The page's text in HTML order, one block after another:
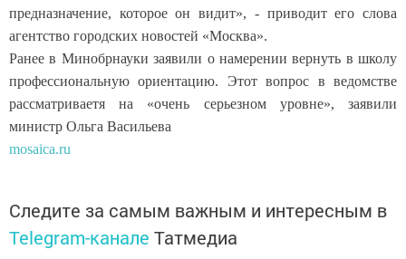
предназначение, которое он видит», - приводит его слова
агентство городских новостей «Москва».
Ранее в Минобрнауки заявили о намерении вернуть в школу
профессиональную ориентацию. Этот вопрос в ведомстве
рассматриваетя на «очень серьезном уровне», заявили
министр Ольга Васильева
mosaica.ru
Следите за самым важным и интересным в
Telegram-канале Татмедиа